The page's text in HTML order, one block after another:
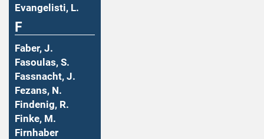
Evangelisti, L.
F
Faber, J.
Fasoulas, S.
Fassnacht, J.
Fezans, N.
Findenig, R.
Finke, M.
Firnhaber